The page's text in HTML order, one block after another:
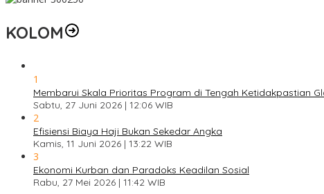
KOLOM
1
Membarui Skala Prioritas Program di Tengah Ketidakpastian
Sabtu, 27 Juni 2026 | 12:06 WIB
2
Efisiensi Biaya Haji Bukan Sekedar Angka
Kamis, 11 Juni 2026 | 13:22 WIB
3
Ekonomi Kurban dan Paradoks Keadilan Sosial
Rabu, 27 Mei 2026 | 11:42 WIB